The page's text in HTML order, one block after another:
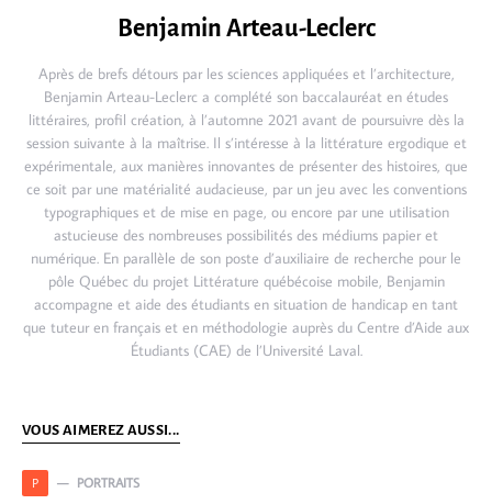
Benjamin Arteau-Leclerc
Après de brefs détours par les sciences appliquées et l’architecture,
Benjamin Arteau-Leclerc a complété son baccalauréat en études
littéraires, profil création, à l’automne 2021 avant de poursuivre dès la
session suivante à la maîtrise. Il s’intéresse à la littérature ergodique et
expérimentale, aux manières innovantes de présenter des histoires, que
ce soit par une matérialité audacieuse, par un jeu avec les conventions
typographiques et de mise en page, ou encore par une utilisation
astucieuse des nombreuses possibilités des médiums papier et
numérique. En parallèle de son poste d’auxiliaire de recherche pour le
pôle Québec du projet Littérature québécoise mobile, Benjamin
accompagne et aide des étudiants en situation de handicap en tant
que tuteur en français et en méthodologie auprès du Centre d’Aide aux
Étudiants (CAE) de l’Université Laval.
VOUS AIMEREZ AUSSI...
P PORTRAITS